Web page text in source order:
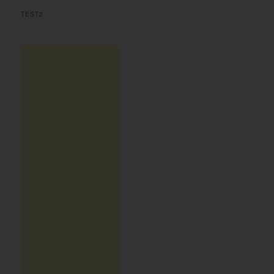
TEST2